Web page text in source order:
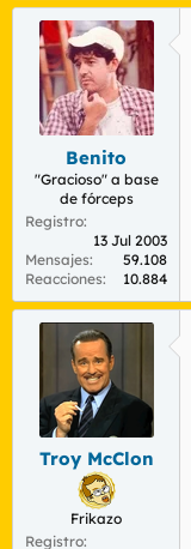
Benito
"Gracioso" a base
de fórceps
Registro
13 Jul 2003
Mensajes
59.108
Reacciones
10.884
Troy McClon
Frikazo
Registro